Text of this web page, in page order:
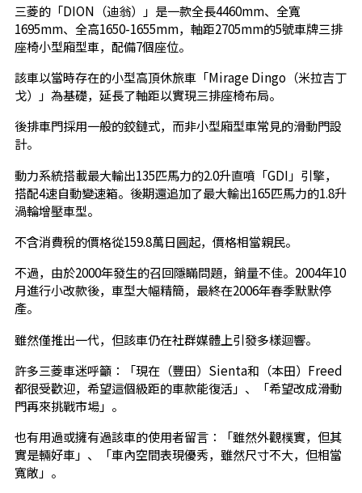
三菱的「DION（迪翁）」是一款全長4460mm、全寬
1695mm、全高1650-1655mm，軸距2705mm的5號車牌三排
座椅小型廂型車，配備7個座位。
該車以當時存在的小型高頂休旅車「Mirage Dingo（米拉吉丁
戈）」為基礎，延長了軸距以實現三排座椅布局。
後排車門採用一般的鉸鏈式，而非小型廂型車常見的滑動門設
計。
動力系統搭載最大輸出135匹馬力的2.0升直噴「GDI」引擎，
搭配4速自動變速箱。後期還追加了最大輸出165匹馬力的1.8升
渦輪增壓車型。
不含消費稅的價格從159.8萬日圓起，價格相當親民。
不過，由於2000年發生的召回隱瞞問題，銷量不佳。2004年10
月進行小改款後，車型大幅精簡，最終在2006年春季默默停
產。
雖然僅推出一代，但該車仍在社群媒體上引發多樣迴響。
許多三菱車迷呼籲：「現在（豐田）Sienta和（本田）Freed
都很受歡迎，希望這個級距的車款能復活」、「希望改成滑動
門再來挑戰市場」。
也有用過或擁有過該車的使用者留言：「雖然外觀樸實，但其
實是輛好車」、「車內空間表現優秀，雖然尺寸不大，但相當
寬敞」。